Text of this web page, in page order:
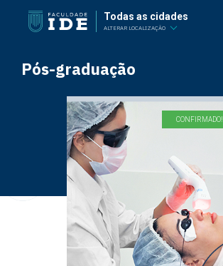
Todas as cidades
ALTERAR LOCALIZAÇÃO
Pós-graduação
CONFIRMADO!